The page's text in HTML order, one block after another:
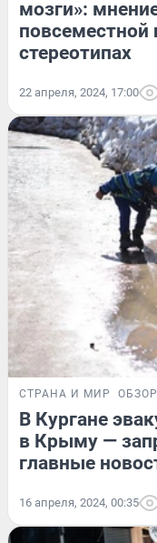
мозги»:
повсеместной
стереотипах
22 апреля, 2024, 17:00
СТРАНА И МИР ОБЗОР
В Кургане
в Крыму —
главные
16 апреля, 2024, 00:35